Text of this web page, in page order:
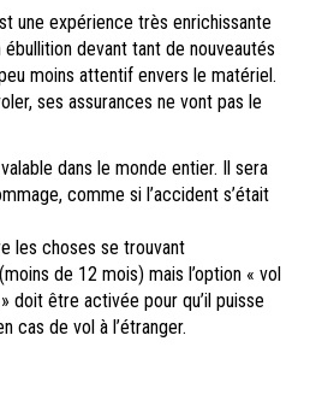
une expérience très enrichissante
devant tant de nouveautés
moins attentif envers le matériel.
ses assurances ne vont pas le
dans le monde entier. Il sera
comme si l’accident s’était
les choses se trouvant
de 12 mois) mais l’option « vol
doit être activée pour qu’il puisse
cas de vol à l’étranger.